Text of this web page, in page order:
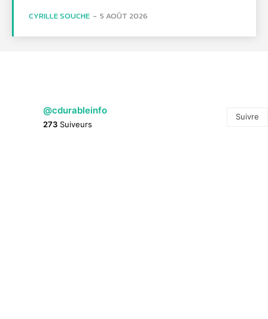
CYRILLE SOUCHE - 5 AOÛT 2026
@cdurableinfo
273 Suiveurs
Suivre